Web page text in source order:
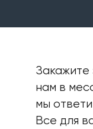
Закажите
нам в
мы
Все для